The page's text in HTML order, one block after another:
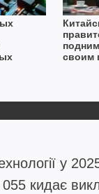
своим
у
кидає